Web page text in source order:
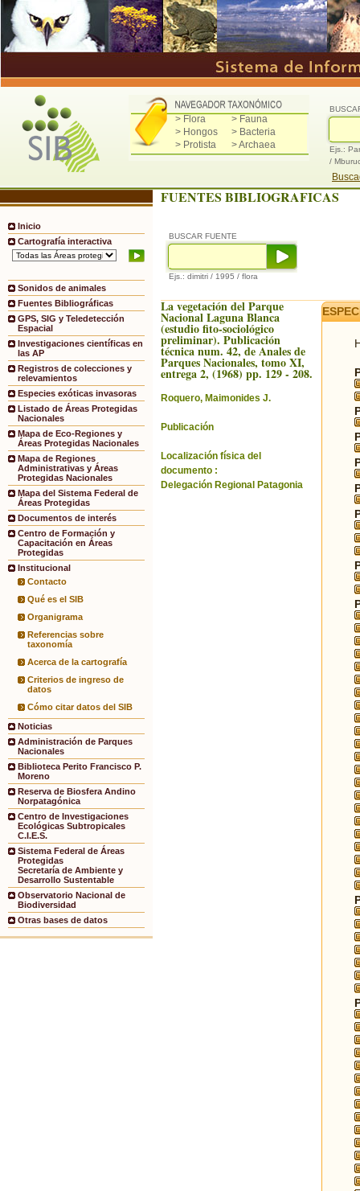
> Flora
> Fauna
> Hongos
> Bacteria
> Protista
> Archaea
Ejs.:
/
Inicio
Cartografía interactiva
Sonidos de animales
Fuentes Bibliográficas
GPS, SIG y Teledetección
Espacial
Investigaciones científicas en
las AP
Registros de colecciones y
relevamientos
Especies exóticas invasoras
Listado de Áreas Protegidas
Nacionales
Mapa de Eco-Regiones y
Áreas Protegidas Nacionales
Mapa de Regiones
Administrativas y Áreas
Protegidas Nacionales
Mapa del Sistema Federal de
Áreas Protegidas
Documentos de interés
Centro de Formación y
Capacitación en Áreas
Protegidas
Institucional
Contacto
Qué es el SIB
Organigrama
Referencias sobre
taxonomía
Acerca de la cartografía
Criterios de ingreso de
datos
Cómo citar datos del SIB
Noticias
Administración de Parques
Nacionales
Biblioteca Perito Francisco P.
Moreno
Reserva de Biosfera Andino
Norpatagónica
Centro de Investigaciones
Ecológicas Subtropicales
C.I.E.S.
Sistema Federal de Áreas
Protegidas
Secretaría de Ambiente y
Desarrollo Sustentable
Observatorio Nacional de
Biodiversidad
Otras bases de datos
FUENTES BIBLIOGRAFICAS
BUSCAR FUENTE
Ejs.: dimitri / 1995 / flora
La vegetación del Parque
Nacional Laguna Blanca
(estudio fito-sociológico
preliminar). Publicación
técnica num. 42, de Anales de
Parques Nacionales, tomo XI,
entrega 2, (1968) pp. 129 - 208.
Roquero, Maimonides J.
Publicación
Localización física del
documento :
Delegación Regional Patagonia